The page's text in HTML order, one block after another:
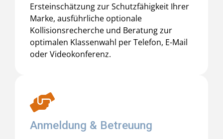
Ersteinschätzung zur Schutzfähigkeit Ihrer
Marke, ausführliche optionale
Kollisionsrecherche und Beratung zur
optimalen Klassenwahl per Telefon, E-Mail
oder Videokonferenz.
Anmeldung & Betreuung